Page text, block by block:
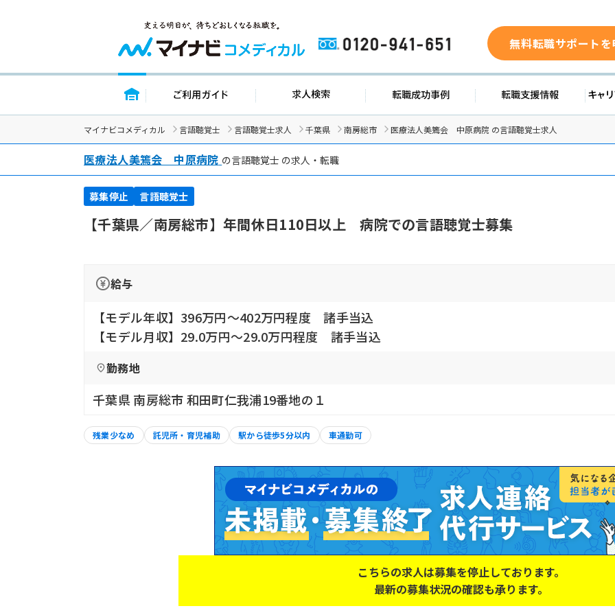
0120-941-651 無料転職サポート
トップページ ご利用ガイド 求人検索 転職成功事例 転職支
マイナビコメディカル 言語聴覚士 言語聴覚士求人 千葉県 南房総市 医療法人美篶会 中原病院 の言語聴覚士求人
医療法人美篶会 中原病院 の言語聴覚士 の求人・転職
募集停止 言語聴覚士
【千葉県／南房総市】年間休日110日以上 病院での言語聴覚士募集
給与
【モデル年収】396万円〜402万円程度 諸手当込
【モデル月収】29.0万円〜29.0万円程度 諸手当込
勤務地
千葉県 南房総市 和田町仁我浦19番地の１
残業少なめ 託児所・育児補助 駅から徒歩5分以内 車通勤可
こちらの求人は募集を停止しております。
最新の募集状況の確認も承ります。